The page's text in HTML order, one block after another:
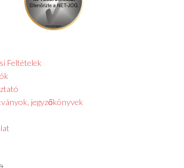
Feltételek
jegyzőkönyvek